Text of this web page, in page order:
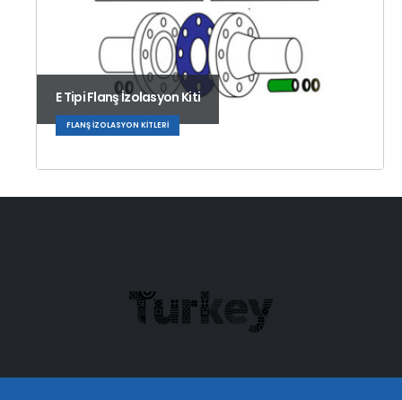
E Tipi Flanş İzolasyon Kiti
FLANŞ İZOLASYON KITLERI